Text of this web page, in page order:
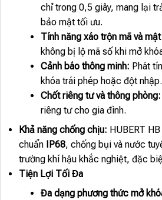
chỉ trong 0,5 giây, mang lại
bảo mật tối ưu.
Tính năng xáo trộn mã và
không bị lộ mã số khi mở
Cảnh báo thông minh: Phát
khóa trái phép hoặc đột nhập.
Chốt riêng tư và thông phòng:
riêng tư cho gia đình.
Khả năng chống chịu: HUBERT
chuẩn
IP68, chống bụi và nước
trường khí hậu khắc nghiệt, đặc
Tiện Lợi Tối Đa
Đa dạng phương thức mở